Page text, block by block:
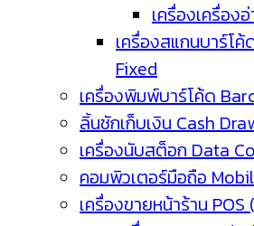
เครื่องเครื่อง
เครื่องสแกนบาร์โค้
Fixed
เครื่องพิมพ์บาร์โค้ด
ลิ้นชักเก็บเงิน Cash
เครื่องนับสต็อก Data
คอมพิวเตอร์มือถือ
เครื่องขายหน้าร้าน